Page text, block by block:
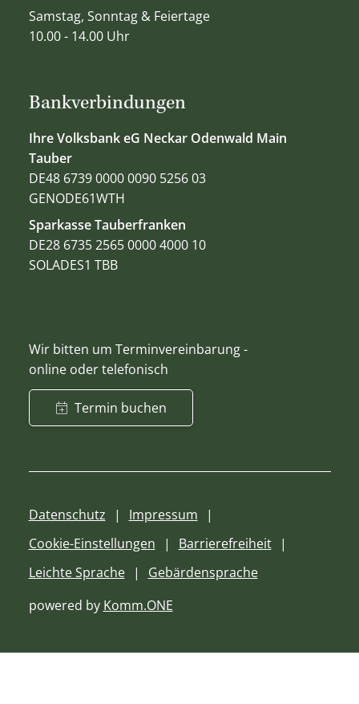
Bankverbindungen
Ihre Volksbank eG Neckar Odenwald Main
Tauber
DE48 6739 0000 0090 5256 03
GENODE61WTH
Sparkasse Tauberfranken
DE28 6735 2565 0000 4000 10
SOLADES1 TBB
Wir bitten um Terminvereinbarung -
online oder telefonisch
Termin buchen
Samstag, Sonntag & Feiertage
10.00 - 14.00 Uhr
Datenschutz
Impressum
Cookie-Einstellungen
Barrierefreiheit
Leichte Sprache
Gebärdensprache
powered by Komm.ONE